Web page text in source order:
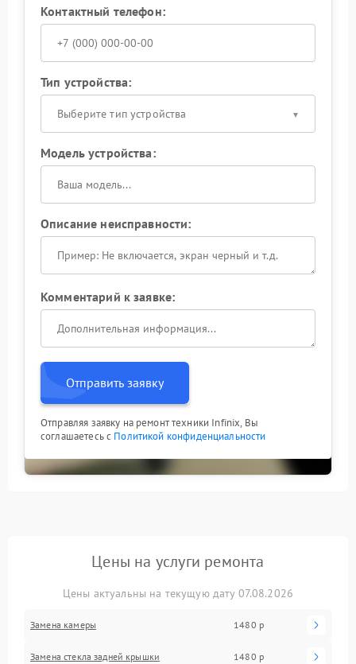
Контактный телефон:
Тип устройства:
Выберите тип устройства
Модель устройства:
Описание неисправности:
Комментарий к заявке:
Отправить заявку
Отправляя заявку на ремонт техники Infinix, Вы
соглашаетесь с Политикой конфиденциальности
Цены на услуги ремонта
Цены актуальны на текущую дату 07.08.2026
Замена камеры 1480 р
Замена стекла задней крышки 1480 р